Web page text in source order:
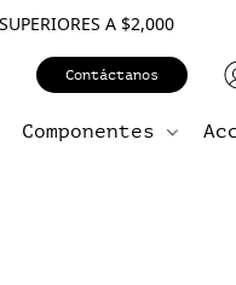
A $2,000
Contáctanos
Componentes